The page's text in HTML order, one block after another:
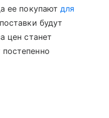
ее покупают для
будут
цен станет